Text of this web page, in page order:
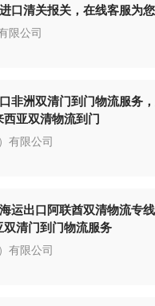
口清关报关，在线客服为
限公司
非洲双清门到门物流服务
亚双清物流到门
有限公司
运出口阿联酋双清物流专
清门到门物流服务
有限公司